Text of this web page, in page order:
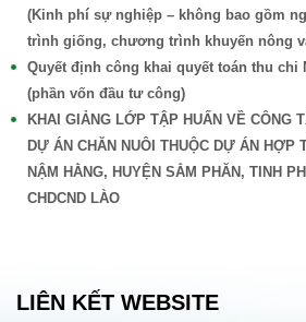
(Kinh phí sự nghiệp – không bao gồm
trình giống, chương trình khuyến nông
Quyết định công khai quyết toán thu chi
(phần vốn đầu tư công)
KHAI GIẢNG LỚP TẬP HUẤN VỀ CÔNG
DỰ ÁN CHĂN NUÔI THUỘC DỰ ÁN HỢP
NẬM HẰNG, HUYỆN SẲM PHĂN, TINH
CHDCND LÀO
LIÊN KẾT WEBSITE